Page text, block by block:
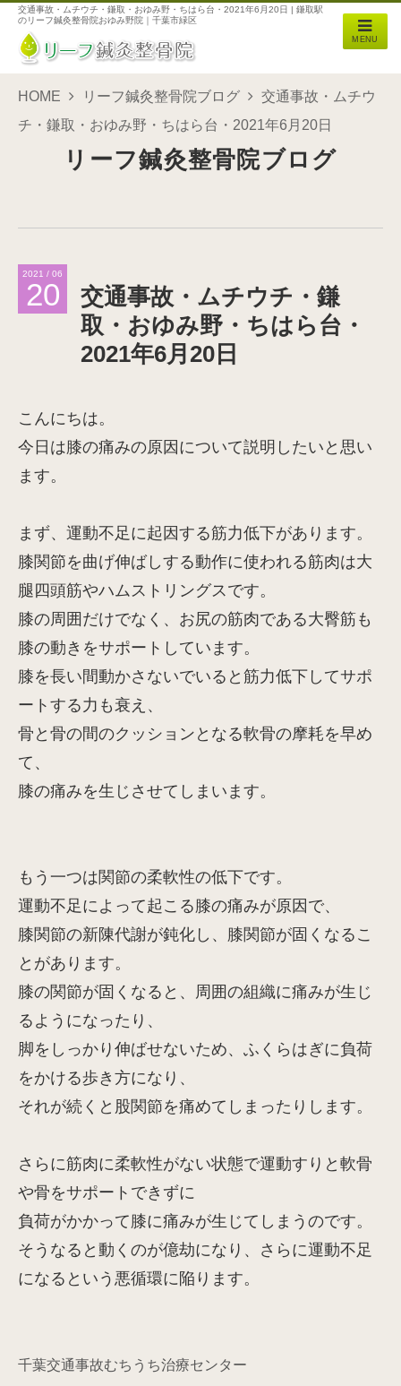
交通事故・ムチウチ・鎌取・おゆみ野・ちはら台・2021年6月20日 | 鎌取駅
のリーフ鍼灸整骨院おゆみ野院｜千葉市緑区
MENU
HOME リーフ鍼灸整骨院ブログ
交通事故・ムチウ
チ・鎌取・おゆみ野・ちはら台・2021年6月20日
リーフ鍼灸整骨院ブログ
交通事故・ムチウチ・鎌
取・おゆみ野・ちはら台・
2021年6月20日
2021 / 06
20
こんにちは。
今日は膝の痛みの原因について説明したいと思い
ます。
まず、運動不足に起因する筋力低下があります。
膝関節を曲げ伸ばしする動作に使われる筋肉は大
腿四頭筋やハムストリングスです。
膝の周囲だけでなく、お尻の筋肉である大臀筋も
膝の動きをサポートしています。
膝を長い間動かさないでいると筋力低下してサポ
ートする力も衰え、
骨と骨の間のクッションとなる軟骨の摩耗を早め
て、
膝の痛みを生じさせてしまいます。
もう一つは関節の柔軟性の低下です。
運動不足によって起こる膝の痛みが原因で、
膝関節の新陳代謝が鈍化し、膝関節が固くなるこ
とがあります。
膝の関節が固くなると、周囲の組織に痛みが生じ
るようになったり、
脚をしっかり伸ばせないため、ふくらはぎに負荷
をかける歩き方になり、
それが続くと股関節を痛めてしまったりします。
さらに筋肉に柔軟性がない状態で運動すりと軟骨
や骨をサポートできずに
負荷がかかって膝に痛みが生じてしまうのです。
そうなると動くのが億劫になり、さらに運動不足
になるという悪循環に陥ります。
千葉交通事故むちうち治療センター